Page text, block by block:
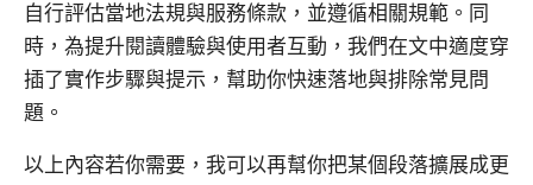
自行評估當地法規與服務條款，並遵循相關規範。同
時，為提升閱讀體驗與使用者互動，我們在文中適度穿
插了實作步驟與提示，幫助你快速落地與排除常見問
題。
以上內容若你需要，我可以再幫你把某個段落擴展成更